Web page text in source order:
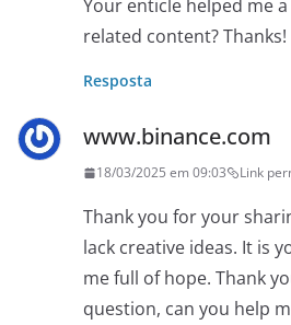
Your enticle helped me
related content? Thanks!
Resposta
www.binance.com
18/03/2025 em 09:03 Link
Thank you for your
lack creative ideas. It is
me full of hope. Thank
question, can you help